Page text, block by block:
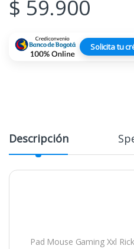
$ 59.900
Solicita tu
Descripción
Pad Mouse Gaming Xxl